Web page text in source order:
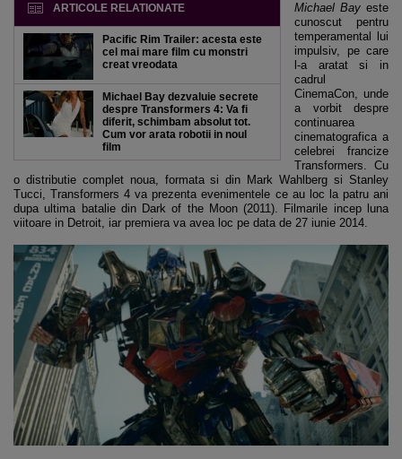
ARTICOLE RELATIONATE
Pacific Rim Trailer: acesta este
cel mai mare film cu monstri
creat vreodata
Michael Bay dezvaluie secrete
despre Transformers 4: Va fi
diferit, schimbam absolut tot.
Cum vor arata robotii in noul
film
Michael Bay este
cunoscut pentru
temperamental lui
impulsiv, pe care
l-a aratat si in
cadrul
CinemaCon, unde
a vorbit despre
continuarea
cinematografica a
celebrei francize
Transformers. Cu
o distributie complet noua, formata si din Mark Wahlberg si Stanley
Tucci, Transformers 4 va prezenta evenimentele ce au loc la patru ani
dupa ultima batalie din Dark of the Moon (2011). Filmarile incep luna
viitoare in Detroit, iar premiera va avea loc pe data de 27 iunie 2014.